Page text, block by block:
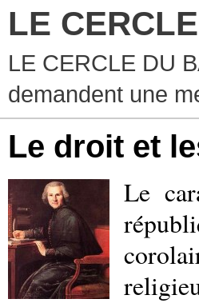
LE
LE CERCLE DU
demandent une
Le droit et
Le